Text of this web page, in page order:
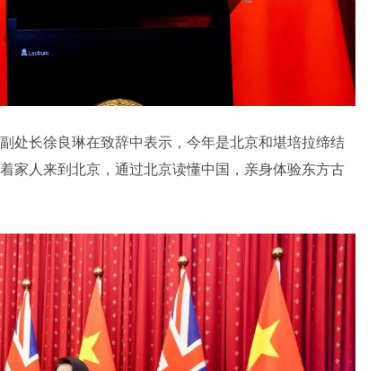
处长徐良琳在致辞中表示，今年是北京和堪培拉缔结
家人来到北京，通过北京读懂中国，亲身体验东方古